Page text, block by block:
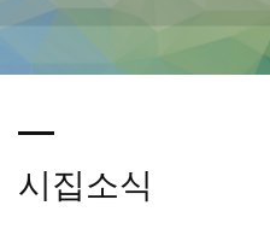
시집소식